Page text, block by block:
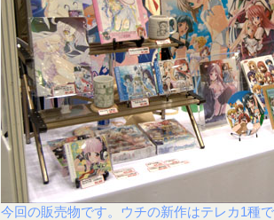
今回の販売物です。ウチの新作はテレカ1種